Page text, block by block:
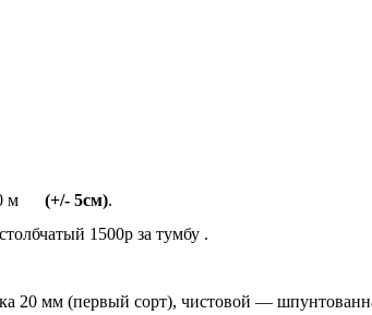
м (+/- 5см).
1500р за тумбу .
20 мм (первый сорт), чистовой —